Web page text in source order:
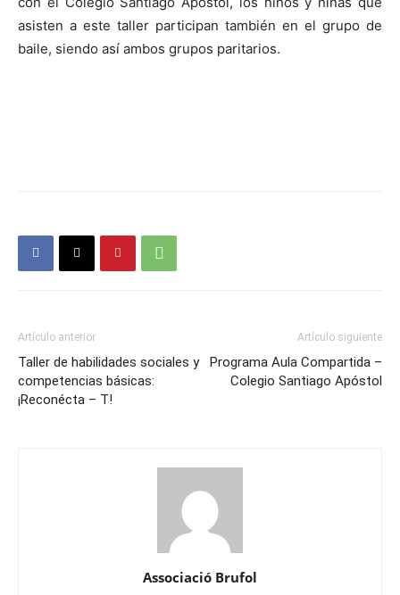
asisten a este taller participan también en el grupo de
baile, siendo así ambos grupos paritarios.
Artículo anterior
Taller de habilidades sociales y
competencias básicas:
¡Reconécta – T!
Artículo siguiente
Programa Aula Compartida –
Colegio Santiago Apóstol
Associació Brufol